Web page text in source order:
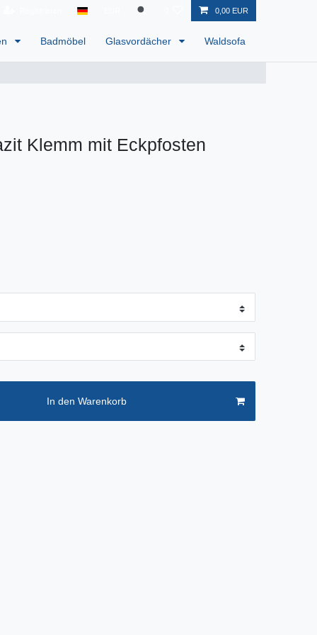
0,00 EUR
Badmöbel Glasvordächer Waldsofa
Klemm mit Eckpfosten
In den Warenkorb